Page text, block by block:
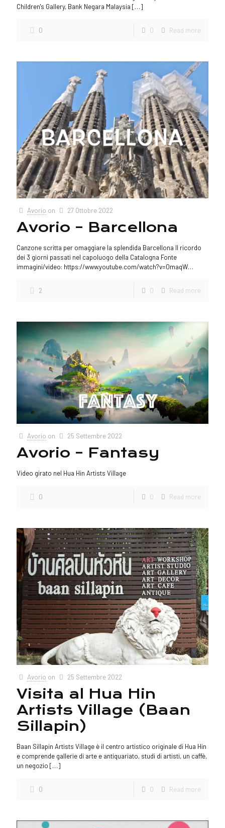
Children's Gallery, Bank Negara Malaysia […]
0 0 Read more
Avorio on 27 Ottobre 2022
Avorio – Barcellona
Canzone scritta per omaggiare la splendida Barcellona Il ricordo
dei 3 giorni passati nel capoluogo della Catalogna Fonte
immagini/video: https://www.youtube.com/watch?v=0maqW…
2 0 Read more
Avorio on 25 Settembre 2022
Avorio – Fantasy
Video girato nel Hua Hin Artists Village
0 0 Read more
Avorio on 25 Settembre 2022
Visita al Hua Hin
Artists Village (Baan
Sillapin)
Baan Sillapin Artists Village è il centro artistico originale di Hua Hin
e comprende gallerie di arte e antiquariato, studi di artisti, un caffè,
un negozio […]
0 0 Read more